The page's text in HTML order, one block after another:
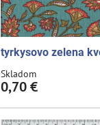
tyrkysovo zelena
Skladom
0,70 €